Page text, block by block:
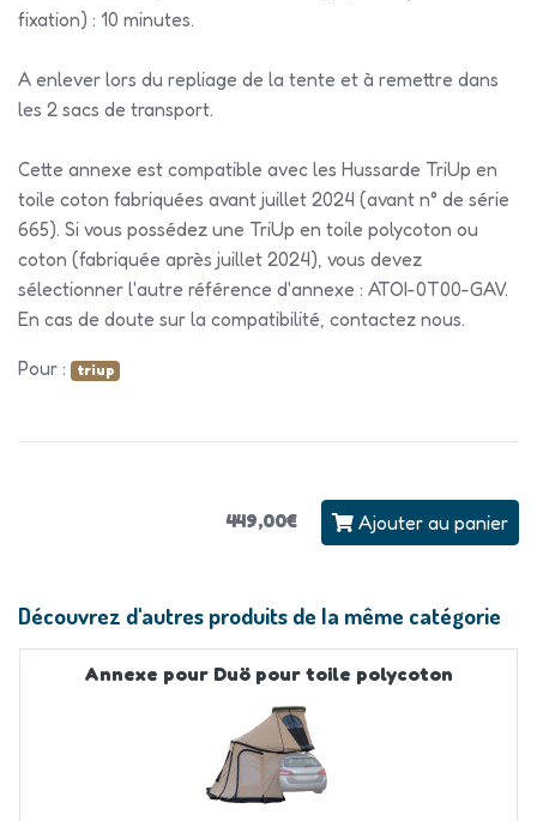
fixation) : 10 minutes.
A enlever lors du repliage de la tente et à remettre dans
les 2 sacs de transport.
Cette annexe est compatible avec les Hussarde TriUp en
toile coton fabriquées avant juillet 2024 (avant n° de série
665). Si vous possédez une TriUp en toile polycoton ou
coton (fabriquée après juillet 2024), vous devez
sélectionner l'autre référence d'annexe : ATOI-0T00-GAV.
En cas de doute sur la compatibilité, contactez nous.
Pour : triup
449,00€ Ajouter au panier
Découvrez d'autres produits de la même catégorie
Annexe pour Duö pour toile polycoton